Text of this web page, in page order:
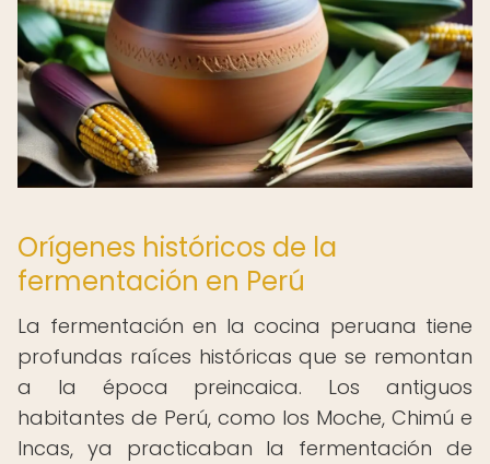
Orígenes históricos de la
fermentación en Perú
La fermentación en la cocina peruana tiene
profundas raíces históricas que se remontan
a la época preincaica. Los antiguos
habitantes de Perú, como los Moche, Chimú e
Incas, ya practicaban la fermentación de